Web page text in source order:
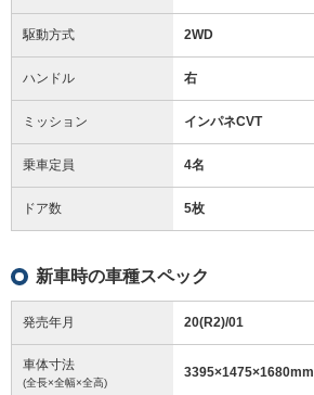
駆動方式 2WD
ハンドル 右
ミッション インパネCVT
乗車定員 4名
ドア数 5枚
新車時の車種スペック
発売年月 20(R2)/01
車体寸法
(全長×全幅×全高)
3395×1475×1680mm